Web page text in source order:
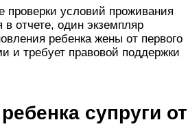
проверки условий проживания
отчете, один экземпляр
ребенка жены от первого
требует правовой поддержки
супруги от